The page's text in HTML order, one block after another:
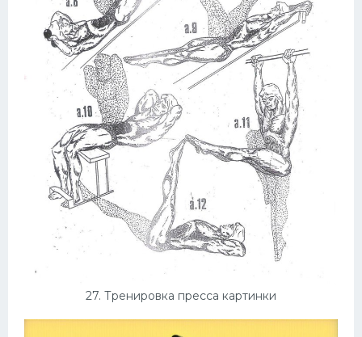
27. Тренировка пресса картинки